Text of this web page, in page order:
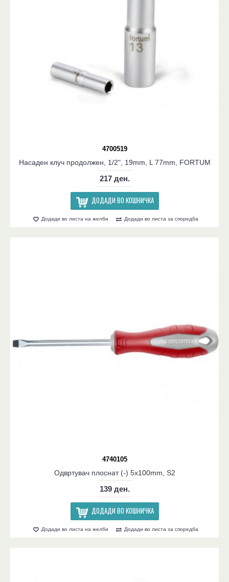
4700519
Насаден клуч продолжен, 1/2", 19mm, L 77mm, FORTUM
217 ден.
ДОДАДИ ВО КОШНИЧКА
Додади во листа на желби Додади во листа за споредба
4740105
Одвртувач плоснат (-) 5x100mm, S2
139 ден.
ДОДАДИ ВО КОШНИЧКА
Додади во листа на желби Додади во листа за споредба